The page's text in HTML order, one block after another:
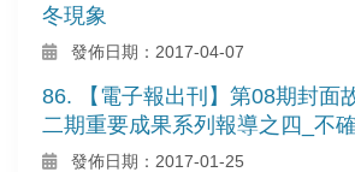
冬現象
發佈日期：2017-04-07
86. 【電子報出刊】第08期封面
二期重要成果系列報導之四_不
發佈日期：2017-01-25